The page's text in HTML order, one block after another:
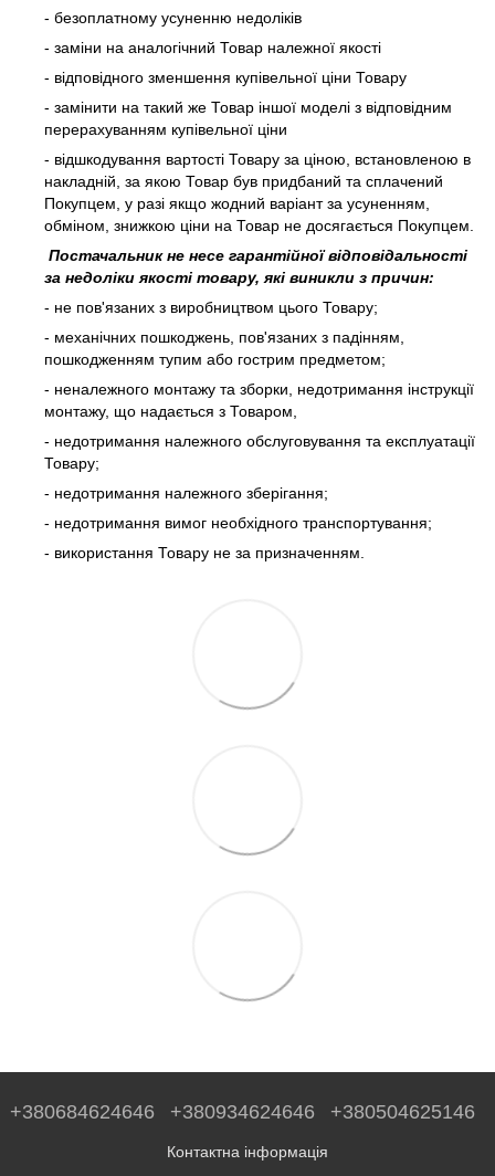
- безоплатному усуненню недоліків
- заміни на аналогічний Товар належної якості
- відповідного зменшення купівельної ціни Товару
- замінити на такий же Товар іншої моделі з відповідним
перерахуванням купівельної ціни
- відшкодування вартості Товару за ціною, встановленою в
накладній, за якою Товар був придбаний та сплачений
Покупцем, у разі якщо жодний варіант за усуненням,
обміном, знижкою ціни на Товар не досягається Покупцем.
Постачальник не несе гарантійної відповідальності
за недоліки якості товару, які виникли з причин:
- не пов'язаних з виробництвом цього Товару;
- механічних пошкоджень, пов'язаних з падінням,
пошкодженням тупим або гострим предметом;
- неналежного монтажу та зборки, недотримання інструкції
монтажу, що надається з Товаром,
- недотримання належного обслуговування та експлуатації
Товару;
- недотримання належного зберігання;
- недотримання вимог необхідного транспортування;
- використання Товару не за призначенням.
+380684624646 +380934624646 +380504625146
Контактна інформація